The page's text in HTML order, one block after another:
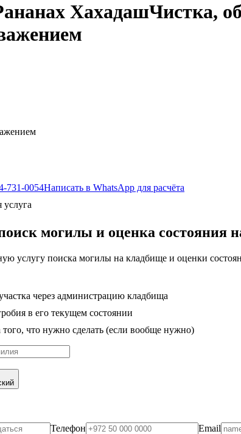
ХахадашЧистка,
731-0054Написать в WhatsApp для расчёта
услуга
могилы и оценка состояния
услугу поиска могилы на кладбище и оценки
через администрацию кладбища
в его текущем состоянии
того, что нужно сделать (если вообще нужно)
Телефон Email